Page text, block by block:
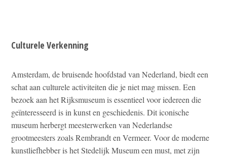
Culturele Verkenning
Amsterdam, de bruisende hoofdstad van Nederland, biedt een
schat aan culturele activiteiten die je niet mag missen. Een
bezoek aan het Rijksmuseum is essentieel voor iedereen die
geïnteresseerd is in kunst en geschiedenis. Dit iconische
museum herbergt meesterwerken van Nederlandse
grootmeesters zoals Rembrandt en Vermeer. Voor de moderne
kunstliefhebber is het Stedelijk Museum een must, met zijn